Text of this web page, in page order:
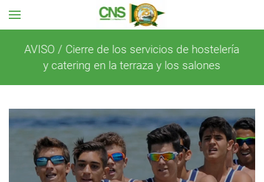
Ir al contenido principal
Accesos
Puerta principal de entrada a las
por el Paseo Remeros de Sevilla.
Actividades dirigidas del gimnasio en
agosto